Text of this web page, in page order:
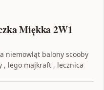
Miękka 2W1
niemowląt balony scooby
, lego majkraft , lecznica